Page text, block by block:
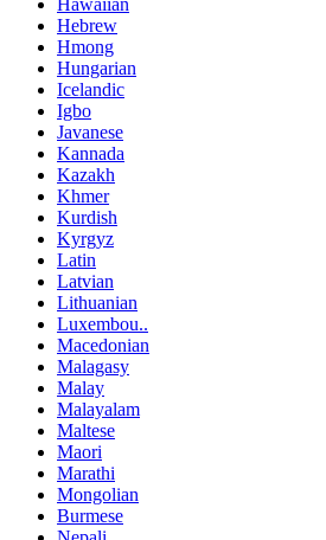
Hawaiian
Hebrew
Hmong
Hungarian
Icelandic
Igbo
Javanese
Kannada
Kazakh
Khmer
Kurdish
Kyrgyz
Latin
Latvian
Lithuanian
Luxembou..
Macedonian
Malagasy
Malay
Malayalam
Maltese
Maori
Marathi
Mongolian
Burmese